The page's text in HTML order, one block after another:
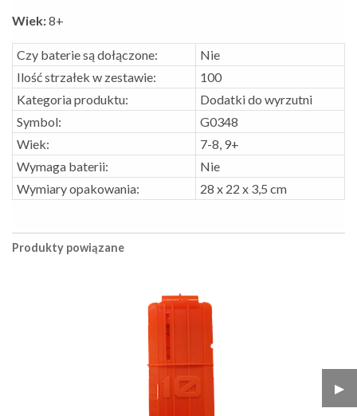
Wiek:8+
Czy baterie są dołączone:
Nie
Ilość strzałek w zestawie:
100
Kategoria produktu:
Dodatki do wyrzutni
Symbol:
G0348
Wiek:
7-8, 9+
Wymaga baterii:
Nie
Wymiary opakowania:
28 x 22 x 3,5 cm
Produkty powiązane
▶︎